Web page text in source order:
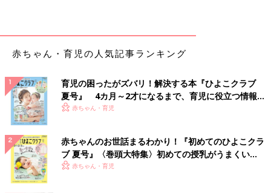
赤ちゃん・育児の人気記事ランキング
育児の困ったがズバリ！解決する本『ひよこクラブ
夏号』 4カ月～2才になるまで、育児に役立つ情報が
いっぱい！
赤ちゃん・育児
赤ちゃんのお世話まるわかり！『初めてのひよこクラ
ブ 夏号』〈巻頭大特集〉初めての授乳がうまくい
く！ おっぱい・ミルクの基本と夏のトラブル 解決テ
赤ちゃん・育児